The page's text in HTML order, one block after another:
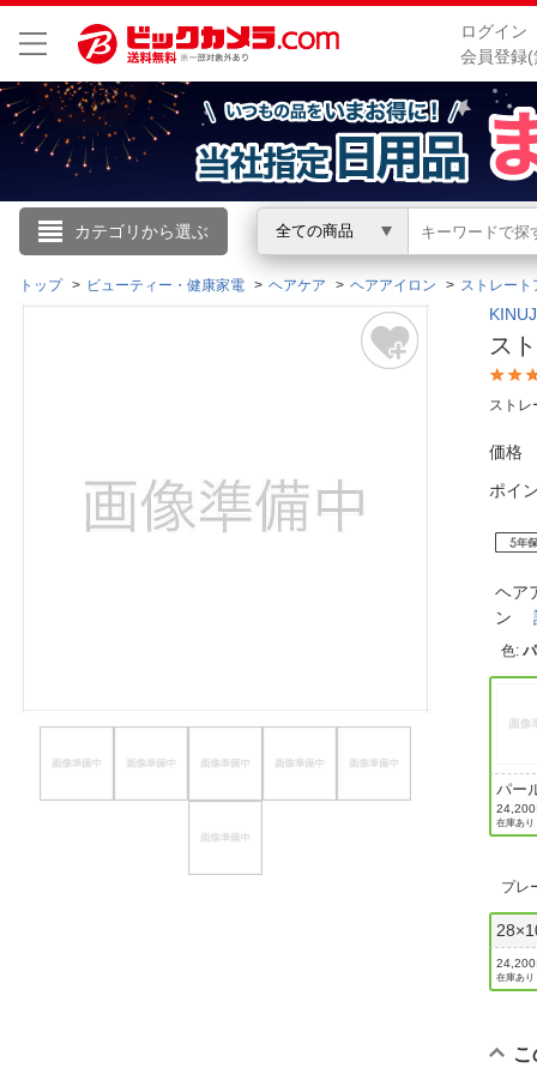
ログイン
会員登録(
カテゴリから選ぶ 全ての商品
こんにちは
ログイン
閲覧履歴
トップ ビューティー・健康家電 ヘアケア ヘアアイロン ストレート
ス
ストレ
価格
ポイ
ヘア
ン
色:
パー
イト
24,200
在庫あり
プレ
24,200
在庫あり